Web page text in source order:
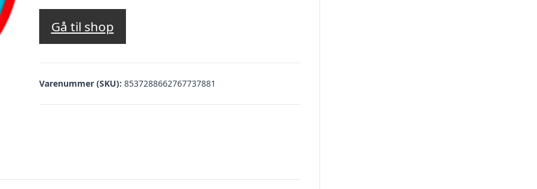
Gå til shop
Varenummer (SKU): 8537288662767737881